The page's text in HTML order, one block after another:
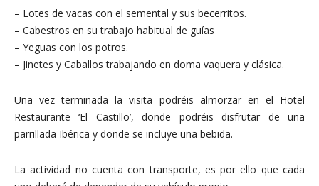
– Lotes de vacas con el semental y sus becerritos.
– Cabestros en su trabajo habitual de guías
– Yeguas con los potros.
– Jinetes y Caballos trabajando en doma vaquera y clásica.
Una vez terminada la visita podréis almorzar en el Hotel
Restaurante ‘El Castillo’, donde podréis disfrutar de una
parrillada Ibérica y donde se incluye una bebida.
La actividad no cuenta con transporte, es por ello que cada